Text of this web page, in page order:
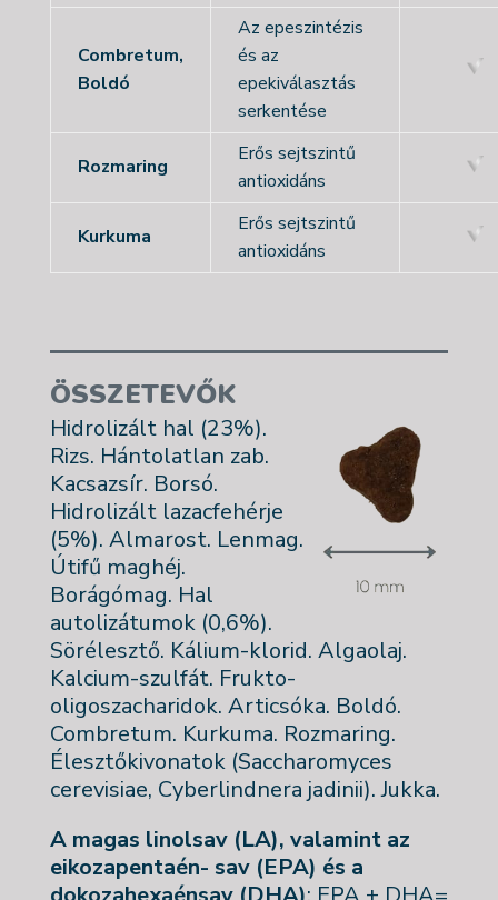
Combretum,
Boldó
Az epeszintézis
és az
epekiválasztás
serkentése
Rozmaring
Erős sejtszintű
antioxidáns
Kurkuma
Erős sejtszintű
antioxidáns
ÖSSZETEVŐK
Hidrolizált hal (23%).
Rizs. Hántolatlan zab.
Kacsazsír. Borsó.
Hidrolizált lazacfehérje
(5%). Almarost. Lenmag.
Útifű maghéj.
Borágómag. Hal
autolizátumok (0,6%).
Sörélesztő. Kálium-klorid. Algaolaj.
Kalcium-szulfát. Frukto-
oligoszacharidok. Articsóka. Boldó.
Combretum. Kurkuma. Rozmaring.
Élesztőkivonatok (Saccharomyces
cerevisiae, Cyberlindnera jadinii). Jukka.
A magas linolsav (LA), valamint az
eikozapentaén- sav (EPA) és a